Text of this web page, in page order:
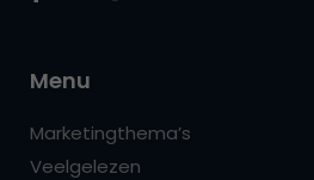
Menu
Marketingthema’s
Veelgelezen